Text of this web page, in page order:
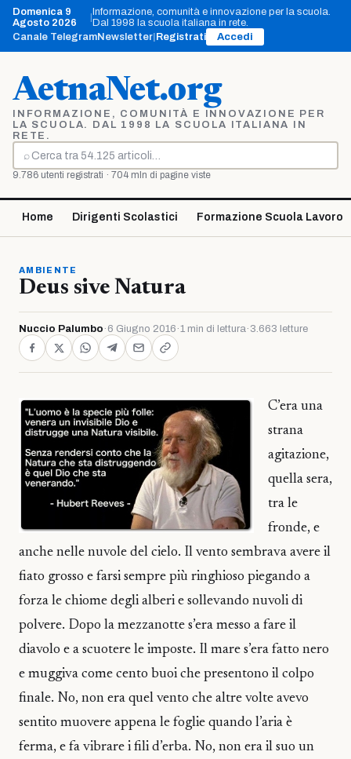
Vai
contenuto
Domenica 9
Agosto 2026
|Informazione, comunità e innovazione per la scuola.
Dal 1998 la scuola italiana in rete.
Canale TelegramNewsletter Registrati Accedi
AetnaNet.org
INFORMAZIONE, COMUNITÀ E INNOVAZIONE PER
LA SCUOLA. DAL 1998 LA SCUOLA ITALIANA IN
RETE.
⌕
Cerca
9.786 utenti registrati · 704 mln di pagine viste
Home Dirigenti Scolastici Formazione Scuola Lavoro
AMBIENTE
Deus sive Natura
Nuccio Palumbo · 6 Giugno 2016 ·1 min di lettura· 3.663 letture
C’era una
strana
agitazione,
quella sera,
tra le
fronde, e
anche nelle nuvole del cielo. Il vento sembrava avere il
fiato grosso e farsi sempre più ringhioso piegando a
forza le chiome degli alberi e sollevando nuvoli di
polvere. Dopo la mezzanotte s’era messo a fare il
diavolo e a scuotere le imposte. Il mare s’era fatto nero
e muggiva come cento buoi che presentono il colpo
finale. No, non era quel vento che altre volte avevo
sentito muovere appena le foglie quando l’aria è
ferma, e fa vibrare i fili d’erba. No, non era il suo un